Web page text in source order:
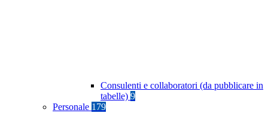
Consulenti e collaboratori (da pubblicare in
tabelle) 9
Personale 179